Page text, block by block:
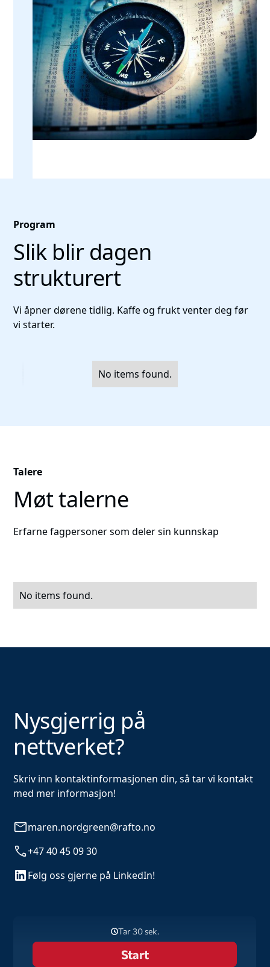
Program
Slik blir dagen
strukturert
Vi åpner dørene tidlig. Kaffe og frukt venter deg før
vi starter.
No items found.
Talere
Møt talerne
Erfarne fagpersoner som deler sin kunnskap
No items found.
Nysgjerrig på
nettverket?
Skriv inn kontaktinformasjonen din, så tar vi kontakt
med mer informasjon!
maren.nordgreen@rafto.no
+47 40 45 09 30
Følg oss gjerne på LinkedIn!